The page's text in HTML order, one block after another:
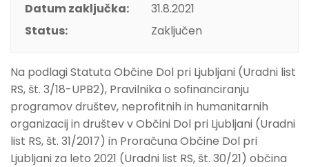
Datum zaključka:
31.8.2021
Status:
Zaključen
Na podlagi Statuta Občine Dol pri Ljubljani (Uradni list
RS, št. 3/18-UPB2), Pravilnika o sofinanciranju
programov društev, neprofitnih in humanitarnih
organizacij in društev v Občini Dol pri Ljubljani (Uradni
list RS, št. 31/2017) in Proračuna Občine Dol pri
Ljubljani za leto 2021 (Uradni list RS, št. 30/21) občina